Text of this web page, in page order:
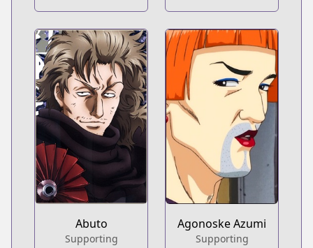
Abuto
Supporting
Agonoske Azumi
Supporting